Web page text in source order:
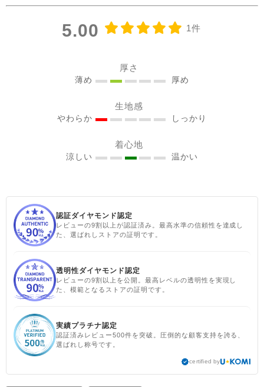
クが明るく優しい雰囲気に
🔶 OC2wayピンタックノー
す #sisam ＃フェアトレード
ッション
5.00 1件
厚さ
薄め 厚め
生地感
やわらか しっかり
着心地
涼しい 温かい
認証ダイヤモンド認定
レビューの9割以上が認証済み。最高水準の信頼性を達成し
た、選ばれしストアの証明です。
透明性ダイヤモンド認定
レビューの9割以上を公開。最高レベルの透明性を実現し
た、模範となるストアの証明です。
実績プラチナ認定
認証済みレビュー500件を突破。圧倒的な顧客支持を誇る、
選ばれし称号です。
certified by